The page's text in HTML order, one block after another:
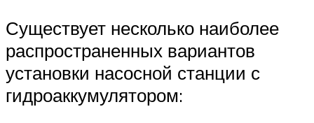
Существует несколько наиболее
распространенных вариантов
установки насосной станции с
гидроаккумулятором: